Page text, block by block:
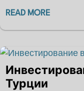
скидками. В
READ MORE
Турции